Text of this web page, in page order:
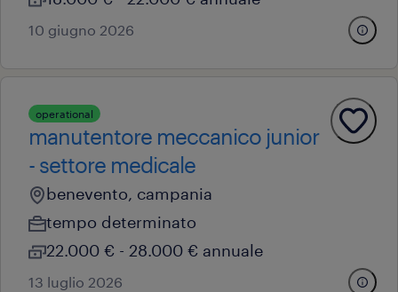
10 giugno 2026
operational
manutentore meccanico junior
- settore medicale
benevento, campania
tempo determinato
22.000 € - 28.000 € annuale
13 luglio 2026